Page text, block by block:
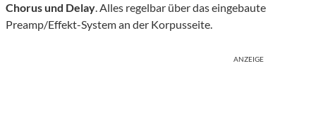
Chorus und Delay. Alles regelbar über das eingebaute
Preamp/Effekt-System an der Korpusseite.
ANZEIGE